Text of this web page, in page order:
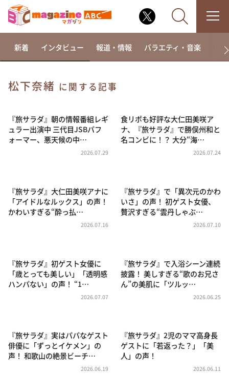
相席食堂
これ余談なんですけど・・・
～人生密着トークバラエティ！～ やすとものいたっ
news おかえり
河合＆A.B.C-Z塚田×福井アナ「なんでやねん！？」
（news おかえり）
朝だ！生です旅サラダ
教えて！ニュースライブ 正義のミカタ
ポツンと一軒家
ザキ山小屋本館
新着 インタビュー 報道・情報 バラエティ・音楽 ド
松下奈緒 に関する記事
『旅サラダ』朝の情報番組レギ
ュラー出演中 三代目JSBパフ
ォーマー、悪天候の中…
2026.07.29
食リポも好評な大仁田美咲ア
ナ、『旅サラダ』で勝俣州和と
名コンビに！？ 大分“海…
2026.07.24
『旅サラダ』大仁田美咲アナに
「アイドルなルックス」の声！
かわいすぎる“酔っ払…
2026.07.16
『旅サラダ』で「異次元のかわ
いさ」の声！ 初ゲスト女優、
贅沢すぎる“雲丹しゃぶ…
2026.07.10
『旅サラダ』初ゲスト女優に
「歳とっても美しい」「透明感
ハンパない」の声！ “1…
2026.07.07
『旅サラダ』で入浴シーン連続
披露！ 美しすぎる“歌のお兄さ
ん”の美肌に「ツルッ…
2026.06.25
『旅サラダ』実はパパなゲスト
俳優に「ずっとイケメン」の
声！ 和歌山の絶景ビーチ…
2026.06.19
『旅サラダ』2児のママ高身長
ゲストに「若返った？」「美
人」の声！
2026.06.11